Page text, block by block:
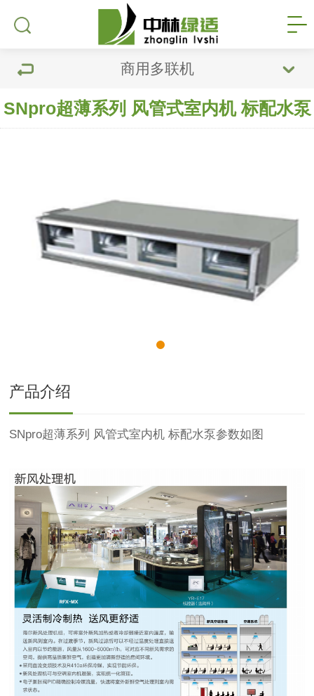
商用多联机
SNpro超薄系列 风管式室内机 标配水泵
产品介绍
SNpro超薄系列 风管式室内机 标配水泵参数如图